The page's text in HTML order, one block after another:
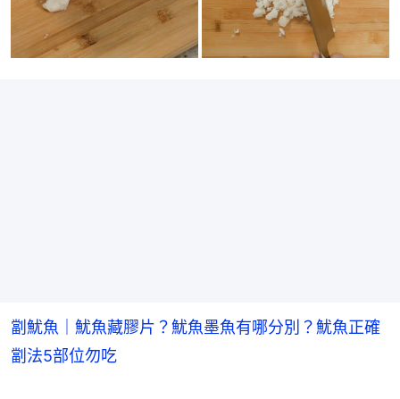
劏魷魚｜魷魚藏膠片？魷魚墨魚有哪分別？魷魚正確
劏法5部位勿吃